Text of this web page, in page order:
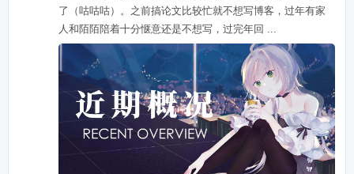
了（咕咕咕）。之前搞论文比较忙就不想写博客，过年有家
人和陌陌陪着十分惬意还是不想写，过完年回 ...